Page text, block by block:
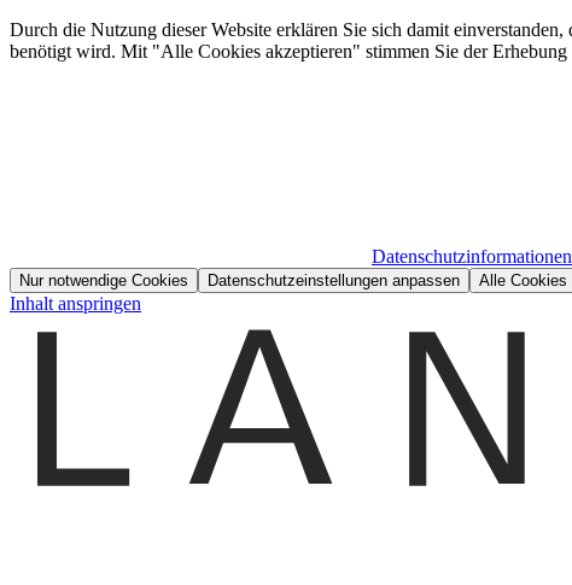
Durch die Nutzung dieser Website erklären Sie sich damit
benötigt wird. Mit "Alle Cookies akzeptieren" stimmen Sie der
Datenschutzinformationen
Nur notwendige Cookies Datenschutzeinstellungen anpassen Alle Cookies
Inhalt anspringen